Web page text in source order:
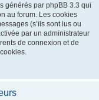
générés par phpBB 3.3 qui
au forum. Les cookies
(s’ils sont lus ou
par un administrateur
de connexion et de